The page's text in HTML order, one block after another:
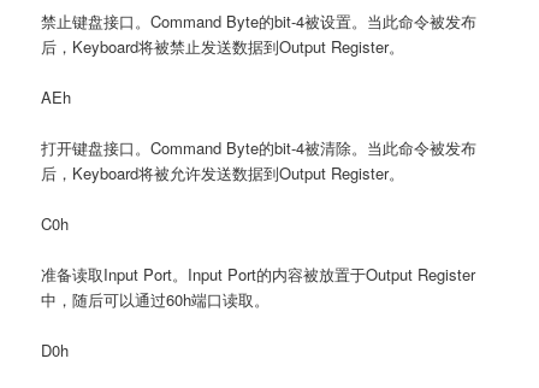
禁止键盘接口。Command Byte的bit-4被设置。当此命令被发布
后，Keyboard将被禁止发送数据到Output Register。
AEh
打开键盘接口。Command Byte的bit-4被清除。当此命令被发布
后，Keyboard将被允许发送数据到Output Register。
C0h
准备读取Input Port。Input Port的内容被放置于Output Register
中，随后可以通过60h端口读取。
D0h